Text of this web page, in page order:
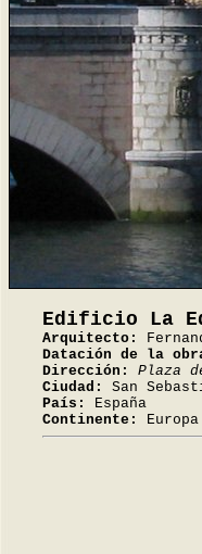
Edificio La
Arquitecto:
Datación de la
Dirección:
Plaza
Ciudad:
San
País:
España
Continente:
Europa